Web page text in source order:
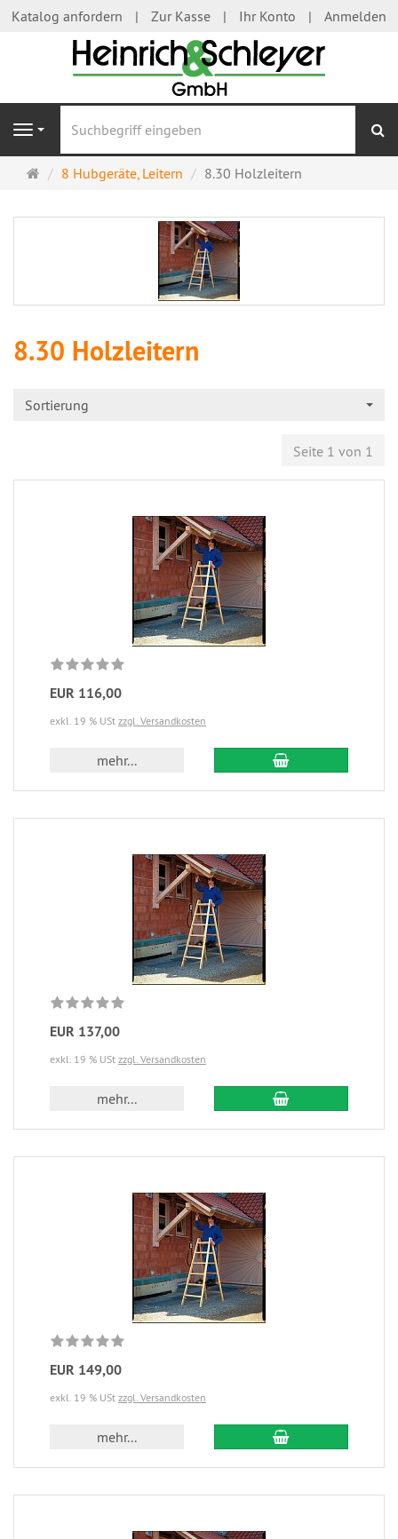
Katalog anfordern Zur Kasse Ihr Konto Anmelden
Navigation
Startseite
8 Hubgeräte, Leitern 8.30 Holzleitern
8.30 Holzleitern
Sortierung
Seite 1 von 1
EUR 116,00
exkl. 19 % USt zzgl. Versandkosten
mehr...
EUR 137,00
exkl. 19 % USt zzgl. Versandkosten
mehr...
EUR 149,00
exkl. 19 % USt zzgl. Versandkosten
mehr...